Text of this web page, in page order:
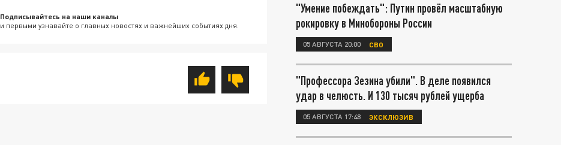
Подписывайтесь на наши каналы
и первыми узнавайте о главных новостях и важнейших событиях дня.
"Умение побеждать": Путин провёл масштабную
рокировку в Минобороны России
05 АВГУСТА 20:00 СВО
"Профессора Зезина убили". В деле появился
удар в челюсть. И 130 тысяч рублей ущерба
05 АВГУСТА 17:48 ЭКСКЛЮЗИВ